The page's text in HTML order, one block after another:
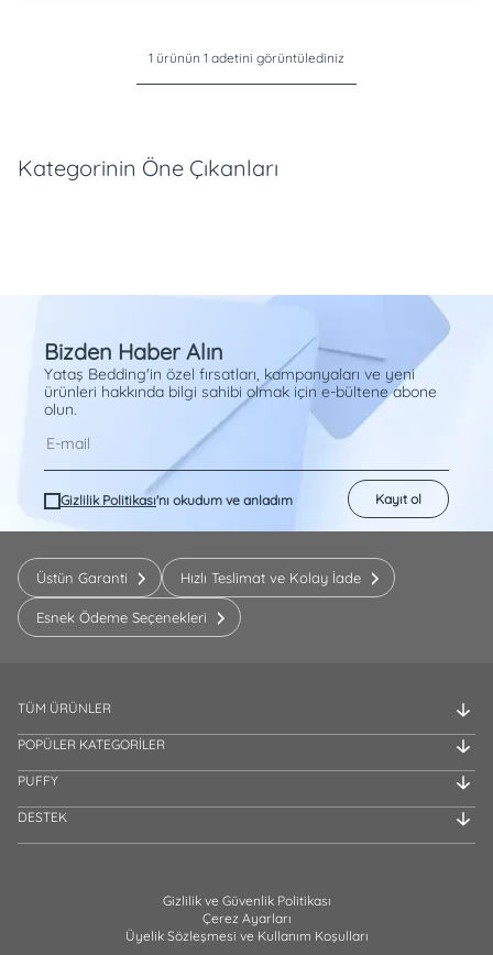
1 ürünün 1 adetini görüntülediniz
Kategorinin Öne Çıkanları
Bizden Haber Alın
Yataş Bedding'in özel fırsatları, kampanyaları ve yeni
ürünleri hakkında bilgi sahibi olmak için e-bültene abone
olun.
Gizlilik Politikası'nı okudum ve anladım Kayıt ol
Üstün Garanti Hızlı Teslimat ve Kolay İade
Esnek Ödeme Seçenekleri
TÜM ÜRÜNLER
POPÜLER KATEGORİLER
PUFFY
DESTEK
Gizlilik ve Güvenlik Politikası
Çerez Ayarları
Üyelik Sözleşmesi ve Kullanım Koşulları